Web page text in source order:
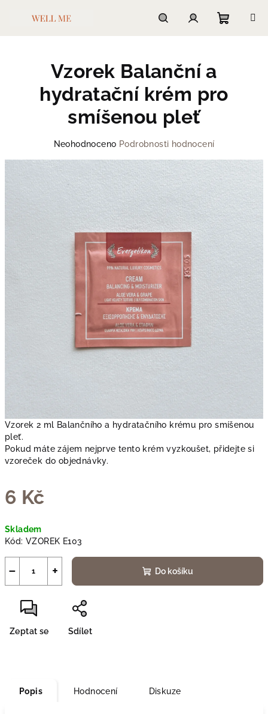
Vzorek 2 ml Balančního a hydratačního krému pro smíšenou
pleť.
Pokud máte zájem nejprve tento krém vyzkoušet, přidejte si
vzoreček do objednávky.
6 Kč
cena:
Skladem
Kód: VZOREK E103
+
− Do košíku
Zeptat se Sdílet
Vzorek Balanční a
hydratační krém pro
smíšenou pleť
z
hvězdiček.
Neohodnoceno Podrobnosti hodnocení
Popis Hodnocení Diskuze